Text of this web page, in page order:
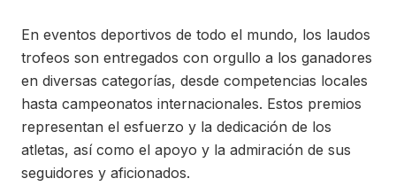
En eventos deportivos de todo el mundo, los laudos
trofeos son entregados con orgullo a los ganadores
en diversas categorías, desde competencias locales
hasta campeonatos internacionales. Estos premios
representan el esfuerzo y la dedicación de los
atletas, así como el apoyo y la admiración de sus
seguidores y aficionados.